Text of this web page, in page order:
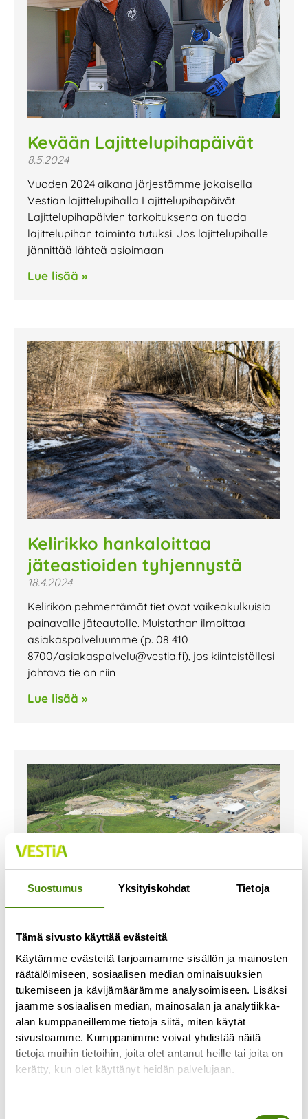
Suostumus Yksityiskohdat Tietoja
Tämä sivusto käyttää evästeitä
Käytämme evästeitä tarjoamamme sisällön ja mainosten
räätälöimiseen, sosiaalisen median ominaisuuksien
tukemiseen ja kävijämäärämme analysoimiseen. Lisäksi
jaamme sosiaalisen median, mainosalan ja analytiikka-
alan kumppaneillemme tietoja siitä, miten käytät
sivustoamme. Kumppanimme voivat yhdistää näitä
tietoja muihin tietoihin, joita olet antanut heille tai joita on
kerätty, kun olet käyttänyt heidän palvelujaan.
Kevään Lajittelupihapäivät
8.5.2024
Vuoden 2024 aikana järjestämme jokaisella
Vestian lajittelupihalla Lajittelupihapäivät.
Lajittelupihapäivien tarkoituksena on tuoda
lajittelupihan toiminta tutuksi. Jos lajittelupihalle
jännittää lähteä asioimaan
Lue lisää »
Kelirikko hankaloittaa
jäteastioiden tyhjennystä
18.4.2024
Kelirikon pehmentämät tiet ovat vaikeakulkuisia
painavalle jäteautolle. Muistathan ilmoittaa
asiakaspalveluumme (p. 08 410
8700/asiakaspalvelu@vestia.fi), jos kiinteistöllesi
johtava tie on niin
Lue lisää »
Jätekeskukselta tulevan
veden määrää rajoitettiin
viemäriverkkoon
16.4.2024
Ylivieskan kaupungilta tuli Vestialle pyyntö
perjantaina 12.4. rajoittaa jätekeskukselta